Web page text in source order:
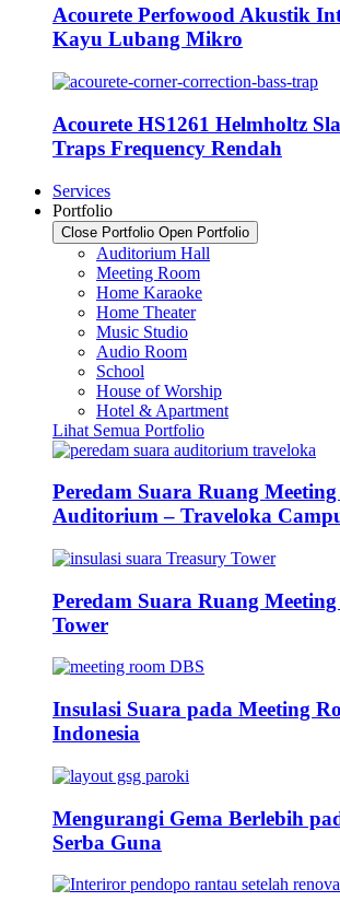
Acourete Perfowood Akustik
Kayu Lubang Mikro
Acourete HS1261 Helmholtz
Traps Frequency Rendah
Services
Portfolio
Close Portfolio Open Portfolio
Auditorium Hall
Meeting Room
Home Karaoke
Home Theater
Music Studio
Audio Room
School
House of Worship
Hotel & Apartment
Lihat Semua Portfolio
Peredam Suara Ruang
Auditorium – Traveloka
Peredam Suara Ruang
Tower
Insulasi Suara pada Meeting
Indonesia
Mengurangi Gema Berlebih
Serba Guna